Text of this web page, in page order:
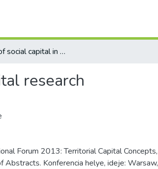
The role of social capital in territorial capital research
research
Forum 2013: Territorial Capital Concepts,
Abstracts. Konferencia helye, ideje: Warsaw,